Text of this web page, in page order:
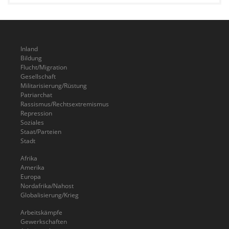
Inland
Bildung
Flucht/Migration
Gesellschaft
Militarisierung/Rüstung
Patriarchat
Rassismus/Rechtsextremismus
Repression
Soziales
Staat/Parteien
Stadt
Afrika
Amerika
Europa
Nordafrika/Nahost
Globalisierung/Krieg
Arbeitskämpfe
Gewerkschaften